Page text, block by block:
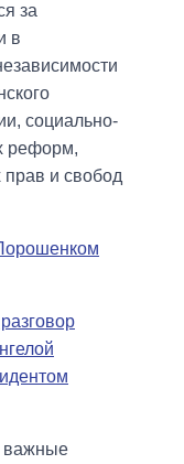
за
в
социально-
реформ,
прав и свобод
важные